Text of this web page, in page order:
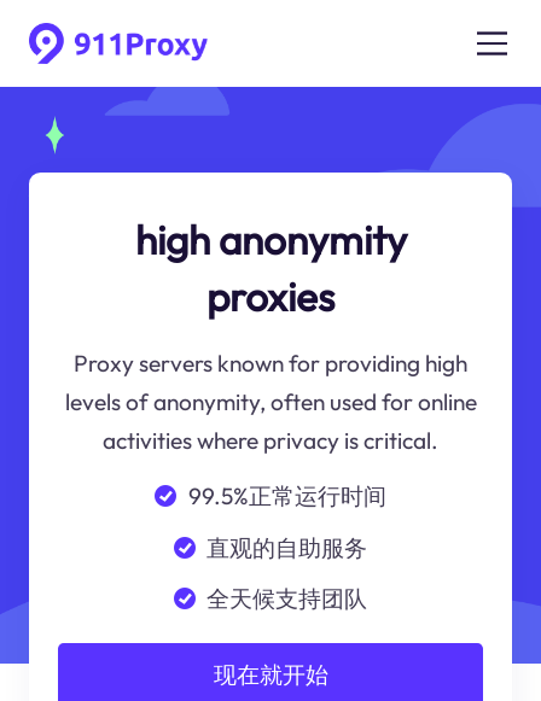
high anonymity
proxies
Proxy servers known for providing high
levels of anonymity, often used for online
activities where privacy is critical.
99.5%正常运行时间
直观的自助服务
全天候支持团队
现在就开始